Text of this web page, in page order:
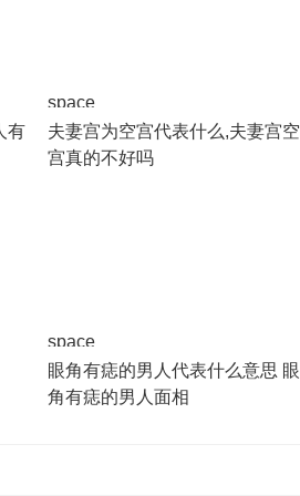
有
space
夫妻宫为空宫代表什么,夫妻宫空
宫真的不好吗
space
眼角有痣的男人代表什么意思 眼
角有痣的男人面相